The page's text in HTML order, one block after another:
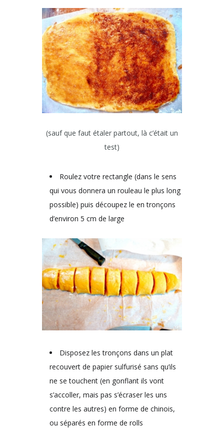
(sauf que faut étaler partout, là c’était un
test)
Roulez votre rectangle (dans le sens
qui vous donnera un rouleau le plus long
possible) puis découpez le en tronçons
d’environ 5 cm de large
Disposez les tronçons dans un plat
recouvert de papier sulfurisé sans qu’ils
ne se touchent (en gonflant ils vont
s’accoller, mais pas s’écraser les uns
contre les autres) en forme de chinois,
ou séparés en forme de rolls